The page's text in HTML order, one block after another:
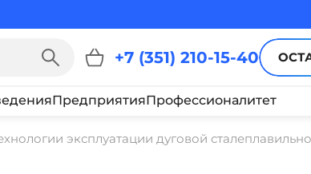
+7 (351) 210-15-40
ПредприятияПрофессионалитет
эксплуатации дуговой